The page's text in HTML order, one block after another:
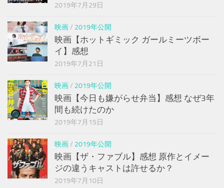
2019年7月29日
映画/ 2019年公開
映画【ホットギミック ガールミーツボー
イ】感想
2019年7月21日
映画/ 2019年公開
映画【今日も嫌がらせ弁当】感想 なぜ3年
間も続けたのか
2019年7月15日
映画/ 2019年公開
映画【ザ・ファブル】感想 原作とイメー
ジの違うキャストは許せるか？
2019年7月10日